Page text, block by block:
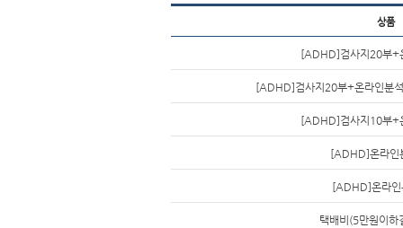
상품
[ADHD]검사지20부+
[ADHD]검사지20부+온라인분
[ADHD]검사지10부+
[ADHD]온라인
[ADHD]온라인
택배비(5만원이하